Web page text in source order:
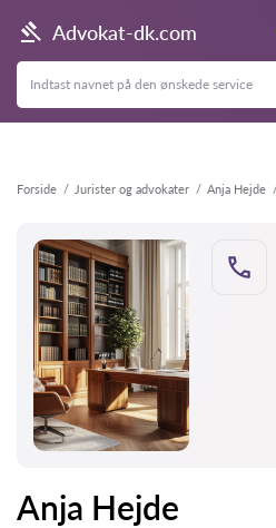
Advokat-dk.com
Forside Jurister og advokater Anja Hejde
Tilbage
Anja Hejde